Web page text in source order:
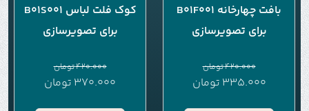
بافت چهارخانه B01F001
برای تصویرسازی
420.000تومان
335.000 تومان
کوک فلت لباس B01S001
برای تصویرسازی
420.000تومان
370.000 تومان